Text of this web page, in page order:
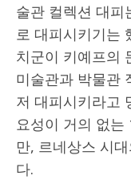
술관 컬렉션 대피
로 대피시키기는
치군이 키예프의
미술관과 박물관
저 대피시키라고
요성이 거의 없는
만, 르네상스 시
다.